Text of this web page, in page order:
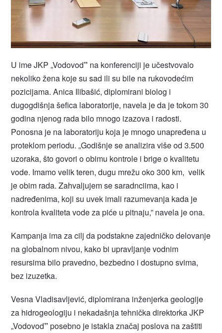
U ime JKP „Vodovod” na konferenciji je učestvovalo
nekoliko žena koje su sad ili su bile na rukovodećim
pozicijama. Anica Ilibašić, diplomirani biolog i
dugogdišnja šefica laboratorije, navela je da je tokom 30
godina njenog rada bilo mnogo izazova i radosti.
Ponosna je na laboratoriju koja je mnogo unapređena u
proteklom periodu. „Godišnje se analizira više od 3.500
uzoraka, što govori o obimu kontrole i brige o kvalitetu
vode. Imamo velik teren, dugu mrežu oko 300 km, velik
je obim rada. Zahvaljujem se saradnciima, kao i
nadređenima, koji su uvek imali razumevanja kada je
kontrola kvaliteta vode za piće u pitnaju,” navela je ona.
Kampanja ima za cilj da podstakne zajedničko delovanje
na globalnom nivou, kako bi upravljanje vodnim
resursima bilo pravedno, bezbedno i dostupno svima,
bez izuzetka.
Vesna Vladisavljević, diplomirana inženjerka geologije
za hidrogeologiju i nekadašnja tehnička direktorka JKP
„Vodovod” posebno je istakla značaj poslova na zaštiti